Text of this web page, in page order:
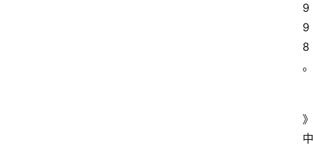
9
9
8
。
》
中